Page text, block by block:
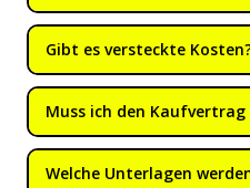
Gibt es versteckte
Muss ich den
Welche Unterlagen